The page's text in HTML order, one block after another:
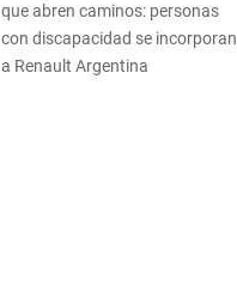
que abren caminos: personas
con discapacidad se incorporan
a Renault Argentina